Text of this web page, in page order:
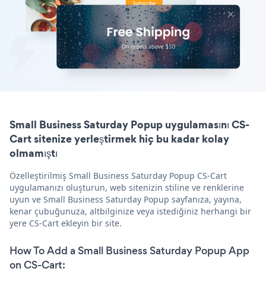
Small Business Saturday Popup uygulamasını CS-
Cart sitenize yerleştirmek hiç bu kadar kolay
olmamıştı
Özelleştirilmiş Small Business Saturday Popup CS-Cart
uygulamanızı oluşturun, web sitenizin stiline ve renklerine
uyun ve Small Business Saturday Popup sayfanıza, yayına,
kenar çubuğunuza, altbilginize veya istediğiniz herhangi bir
yere CS-Cart ekleyin bir site.
How To Add a Small Business Saturday Popup App
on CS-Cart: